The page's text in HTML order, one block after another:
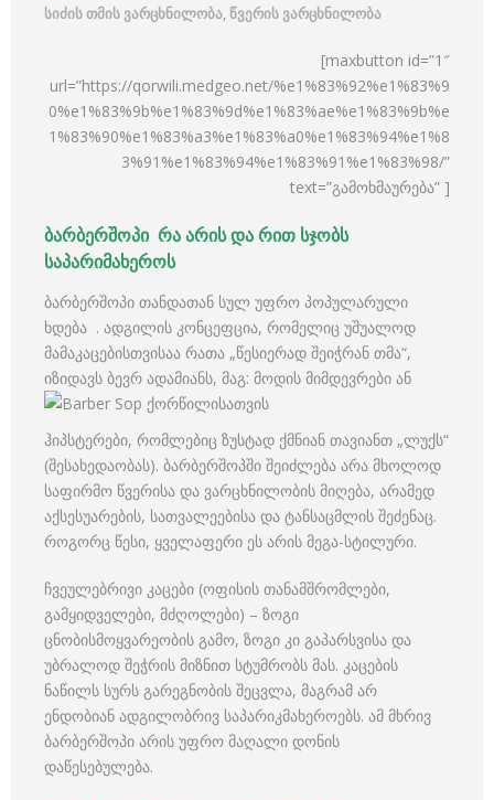
სიძის თმის ვარცხნილობა, წვერის ვარცხნილობა
[maxbutton id=”1″
url=”https://qorwili.medgeo.net/%e1%83%92%e1%83%9
0%e1%83%9b%e1%83%9d%e1%83%ae%e1%83%9b%e
1%83%90%e1%83%a3%e1%83%a0%e1%83%94%e1%8
3%91%e1%83%94%e1%83%91%e1%83%98/”
text=”გამოხმაურება” ]
ბარბერშოპი რა არის და რით სჯობს
საპარიმახეროს
ბარბერშოპი თანდათან სულ უფრო პოპულარული
ხდება . ადგილის კონცეფცია, რომელიც უშუალოდ
მამაკაცებისთვისაა რათა „წესიერად შეიჭრან თმა“,
იზიდავს ბევრ ადამიანს, მაგ: მოდის მიმდევრები ან
ჰიპსტერები, რომლებიც ზუსტად ქმნიან თავიანთ „ლუქს“
(შესახედაობას). ბარბერშოპში შეიძლება არა მხოლოდ
საფირმო წვერისა და ვარცხნილობის მიღება, არამედ
აქსესუარების, სათვალეებისა და ტანსაცმლის შეძენაც.
როგორც წესი, ყველაფერი ეს არის მეგა-სტილური.
ჩვეულებრივი კაცები (ოფისის თანამშრომლები,
გამყიდველები, მძღოლები) – ზოგი
ცნობისმოყვარეობის გამო, ზოგი კი გაპარსვისა და
უბრალოდ შეჭრის მიზნით სტუმრობს მას. კაცების
ნაწილს სურს გარეგნობის შეცვლა, მაგრამ არ
ენდობიან ადგილობრივ საპარიკმახეროებს. ამ მხრივ
ბარბერშოპი არის უფრო მაღალი დონის
დაწესებულება.